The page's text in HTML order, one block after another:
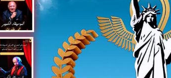
لماذا اكتفينا
بهاء الدين يوسف يكتب: